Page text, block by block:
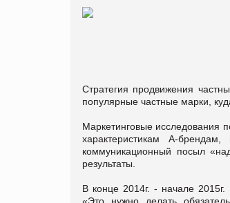
Стратегия продвижения
популярные частные марки,
Маркетинговые исследования
характеристикам А-
коммуникационный посыл
результаты.
В конце 2014г. - начале
«Это нужно делать